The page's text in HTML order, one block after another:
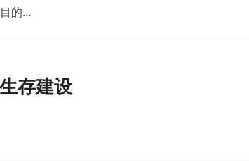
的…
存建设